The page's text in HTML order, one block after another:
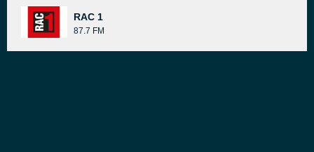
RAC 1
87.7 FM